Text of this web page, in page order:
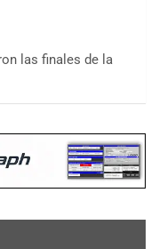
las finales de la